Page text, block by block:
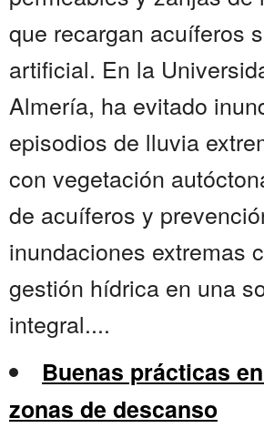
que recargan acuíferos
artificial. En la
Almería, ha evitado
episodios de lluvia
con vegetación
de acuíferos y
inundaciones extremas
gestión hídrica en una
integral....
Buenas prácticas
zonas de descanso